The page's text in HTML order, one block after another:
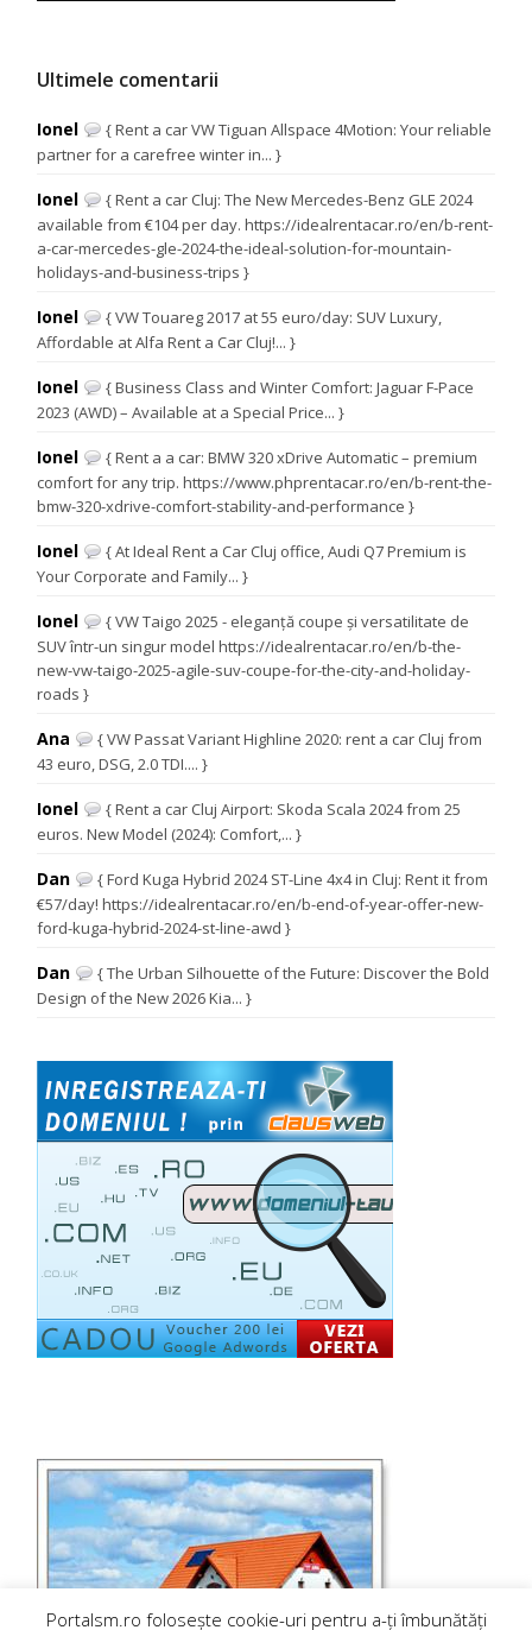
Ultimele comentarii
Ionel
{ Rent a car VW Tiguan Allspace 4Motion: Your reliable
partner for a carefree winter in... }
Ionel
{ Rent a car Cluj: The New Mercedes-Benz GLE 2024
available from €104 per day. https://idealrentacar.ro/en/b-rent-
a-car-mercedes-gle-2024-the-ideal-solution-for-mountain-
holidays-and-business-trips }
Ionel
{ VW Touareg 2017 at 55 euro/day: SUV Luxury,
Affordable at Alfa Rent a Car Cluj!... }
Ionel
{ Business Class and Winter Comfort: Jaguar F-Pace
2023 (AWD) – Available at a Special Price... }
Ionel
{ Rent a a car: BMW 320 xDrive Automatic – premium
comfort for any trip. https://www.phprentacar.ro/en/b-rent-the-
bmw-320-xdrive-comfort-stability-and-performance }
Ionel
{ At Ideal Rent a Car Cluj office, Audi Q7 Premium is
Your Corporate and Family... }
Ionel
{ VW Taigo 2025 - eleganță coupe și versatilitate de
SUV într-un singur model https://idealrentacar.ro/en/b-the-
new-vw-taigo-2025-agile-suv-coupe-for-the-city-and-holiday-
roads }
Ana
{ VW Passat Variant Highline 2020: rent a car Cluj from
43 euro, DSG, 2.0 TDI.... }
Ionel
{ Rent a car Cluj Airport: Skoda Scala 2024 from 25
euros. New Model (2024): Comfort,... }
Dan
{ Ford Kuga Hybrid 2024 ST-Line 4x4 in Cluj: Rent it from
€57/day! https://idealrentacar.ro/en/b-end-of-year-offer-new-
ford-kuga-hybrid-2024-st-line-awd }
Dan
{ The Urban Silhouette of the Future: Discover the Bold
Design of the New 2026 Kia... }
Portalsm.ro folosește cookie-uri pentru a-ți îmbunătăți